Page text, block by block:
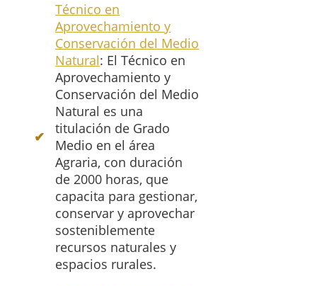
Técnico en
Aprovechamiento y
Conservación del Medio
Natural: El Técnico en
Aprovechamiento y
Conservación del Medio
Natural es una
titulación de Grado
Medio en el área
Agraria, con duración
de 2000 horas, que
capacita para gestionar,
conservar y aprovechar
sosteniblemente
recursos naturales y
espacios rurales.